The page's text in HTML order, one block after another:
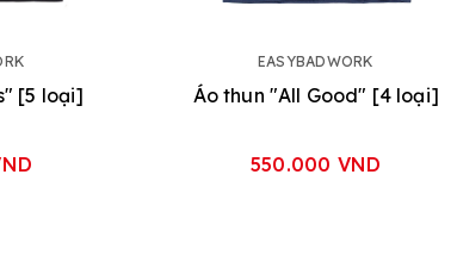
[5 loại]
EASYBADWORK
Áo thun "All Good" [4 loại]
550.000 VND